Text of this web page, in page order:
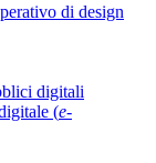
di design
digitali
(e-